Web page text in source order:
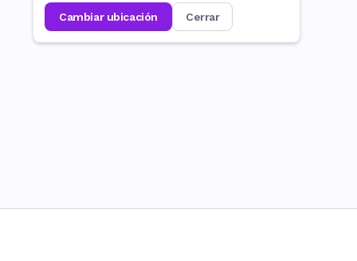
cambiar ubicación cerrar